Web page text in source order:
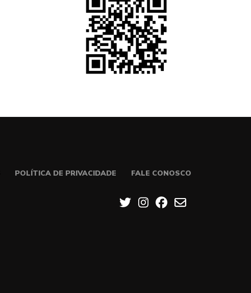
POLÍTICA DE PRIVACIDADE FALE CONOSCO